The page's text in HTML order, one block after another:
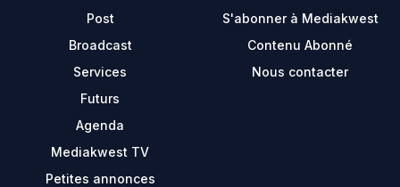
Post
Broadcast
Services
Futurs
Agenda
Mediakwest TV
Petites annonces
S'abonner à Mediakwest
Contenu Abonné
Nous contacter